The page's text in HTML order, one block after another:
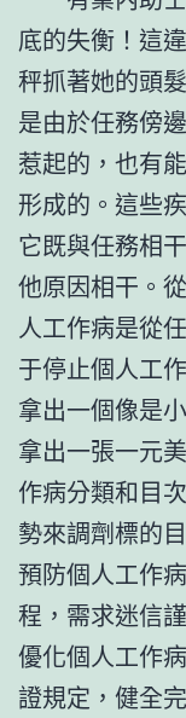
底的失衡！這
秤抓著她的頭
是由於任務傍
惹起的，也有
形成的。這些
它既與任務相
他原因相干。
人工作病是從
于停止個人工
拿出一個像是
拿出一張一元
作病分類和目
勢來調劑標的
預防個人工作
程，需求迷信
優化個人工作
證規定，健全